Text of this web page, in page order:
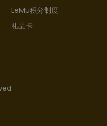
LeMu积分制度
礼品卡